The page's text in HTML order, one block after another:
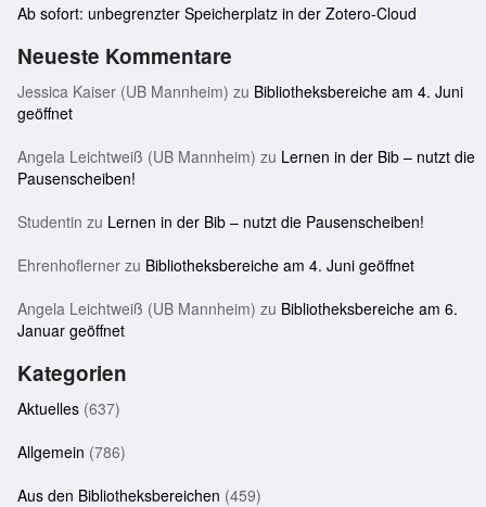
Ab sofort: unbegrenzter Speicherplatz in der Zotero-Cloud
Neueste Kommentare
Jessica Kaiser (UB Mannheim) zu Bibliotheksbereiche am 4. Juni
geöffnet
Angela Leichtweiß (UB Mannheim) zu Lernen in der Bib – nutzt die
Pausenscheiben!
Studentin zu Lernen in der Bib – nutzt die Pausenscheiben!
Ehrenhoflerner zu Bibliotheksbereiche am 4. Juni geöffnet
Angela Leichtweiß (UB Mannheim) zu Bibliotheksbereiche am 6.
Januar geöffnet
Kategorien
Aktuelles (637)
Allgemein (786)
Aus den Bibliotheksbereichen (459)